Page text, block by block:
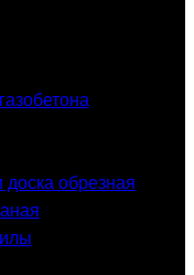
обрезная